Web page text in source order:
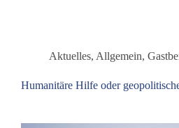
Eine
Untersuchung
drei
Aktuelles, Allgemein,
Humanitäre Hilfe oder